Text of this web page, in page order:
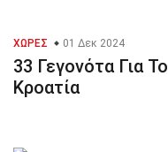
ΧΏΡΕΣ 01 Δεκ 2024
33 Γεγονότα Για Το
Κροατία